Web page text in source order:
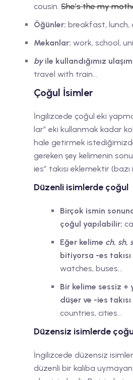
cousin. She’s the my
Öğünler: breakfast, lunch,
Mekanlar: work, school,
byile kullandığımız
travel with train…
Çoğul İsimler
İngilizcede çoğul eki
lar” eki kullanmak kadar
hale getirmek
gereken şey kelimenin
ies” takısı eklemektir
Düzenli isimlerde çoğul
Birçok ismin
çoğul yapılabilir:
Eğer kelime ch, sh, s
bitiyorsa -es
watches, buses…
Bir kelime sessiz
düşer ve -ies
countries, cities…
Düzensiz isimlerde
İngilizcede düzensiz
düzenli bir kalıba